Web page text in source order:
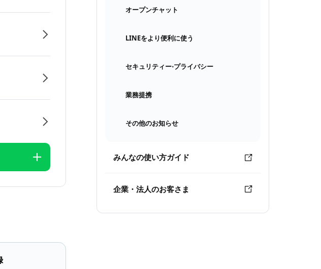
オープンチャット
LINEをより便利に使う
セキュリティー⋅プライバシー
業務提携
その他のお知らせ
みんなの使い方ガイド
企業・法人のお客さま